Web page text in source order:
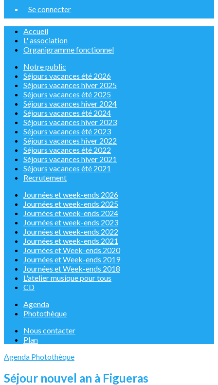
Se connecter
Accueil
L' association
Organigramme fonctionnel
Notre public
Séjours vacances été 2026
Séjours vacances hiver 2025
Séjours vacances été 2025
Séjours vacances hiver 2024
Séjours vacances été 2024
Séjours vacances hiver 2023
Séjours vacances été 2023
Séjours vacances hiver 2022
Séjours vacances été 2022
Séjours vacances hiver 2021
Séjours vacances été 2021
Recrutement
Journées et week-ends 2026
Journées et week-ends 2025
Journées et week-ends 2024
Journées et week-ends 2023
Journées et week-ends 2022
Journées et week-ends 2021
Journées et Week-ends 2020
Journées et Week-ends 2019
Journées et Week-ends 2018
L'atelier musique pour tous
CD
Agenda
Photothèque
Nous contacter
Plan
Agenda Photothèque
Séjour nouvel an à Figueras